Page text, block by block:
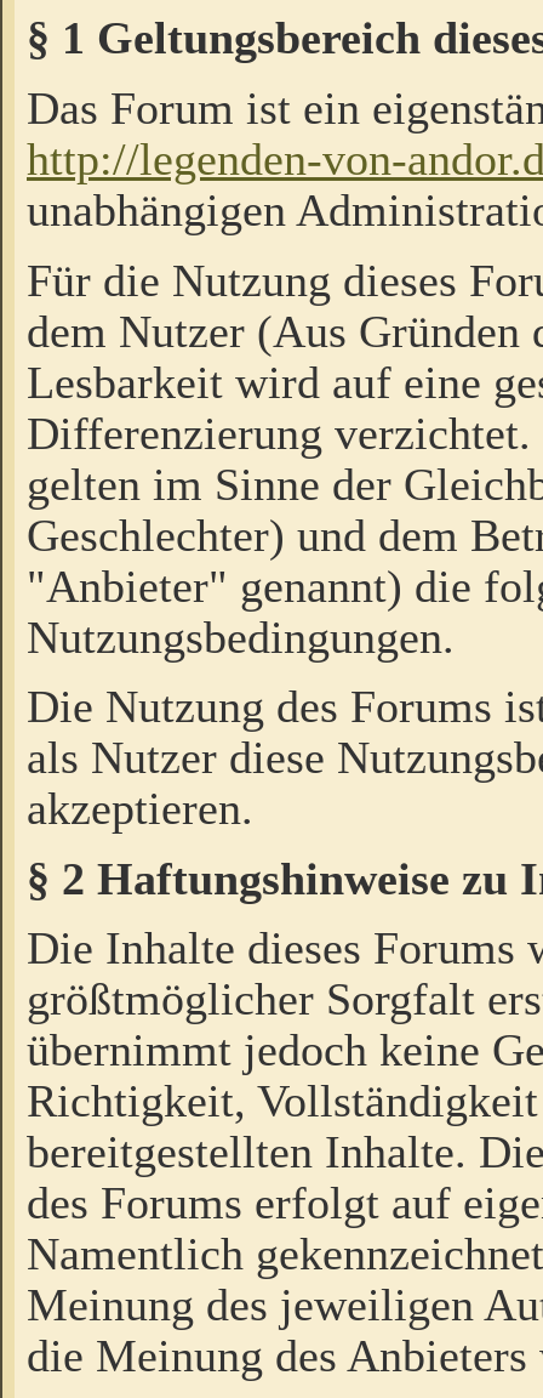
§ 1 Geltungsbereich
Das Forum ist ein
http://legenden-von-
unabhängigen
Für die Nutzung dieses
dem Nutzer (Aus Gründen
Lesbarkeit wird auf eine
Differenzierung
gelten im Sinne der
Geschlechter) und dem
"Anbieter" genannt) die
Nutzungsbedingungen.
Die Nutzung des Forums
als Nutzer diese
akzeptieren.
§ 2 Haftungshinweise zu
Die Inhalte dieses Forums
größtmöglicher Sorgfalt
übernimmt jedoch keine
Richtigkeit,
bereitgestellten Inhalte.
des Forums erfolgt auf
Namentlich
Meinung des jeweiligen
die Meinung des Anbieters